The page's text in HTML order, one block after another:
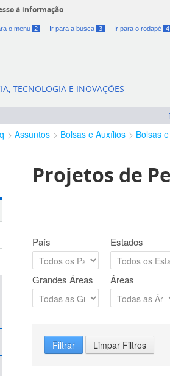
à informação
o menu 2 Ir para a busca 3 Ir para o rodapé 4
TECNOLOGIA E INOVAÇÕES
Assuntos Bolsas e Auxílios Bolsas
Projetos de
País Estados
Grandes Áreas Áreas
Filtrar Limpar Filtros